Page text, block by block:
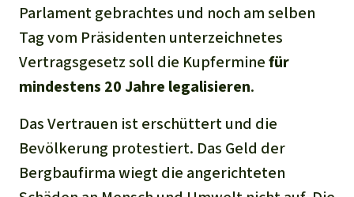
Parlament gebrachtes und noch am selben
Tag vom Präsidenten unterzeichnetes
Vertragsgesetz soll die Kupferminefür
mindestens 20 Jahre legalisieren.
Das Vertrauen ist erschüttert und die
Bevölkerung protestiert. Das Geld der
Bergbaufirma wiegt die angerichteten